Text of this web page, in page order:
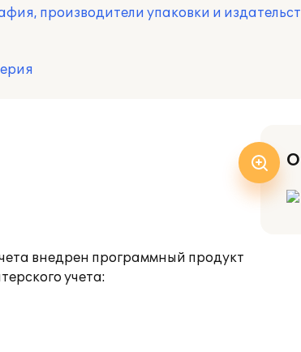
производители упаковки и
внедрен программный продукт
учета: